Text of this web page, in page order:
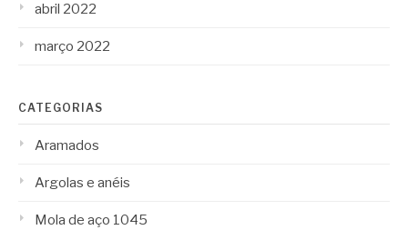
abril 2022
março 2022
CATEGORIAS
Aramados
Argolas e anéis
Mola de aço 1045